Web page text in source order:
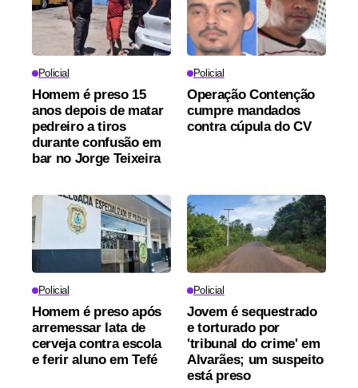
Policial
Homem é preso 15
anos depois de matar
pedreiro a tiros
durante confusão em
bar no Jorge Teixeira
Policial
Operação Contenção
cumpre mandados
contra cúpula do CV
Policial
Homem é preso após
arremessar lata de
cerveja contra escola
e ferir aluno em Tefé
Policial
Jovem é sequestrado
e torturado por
'tribunal do crime' em
Alvarães; um suspeito
está preso